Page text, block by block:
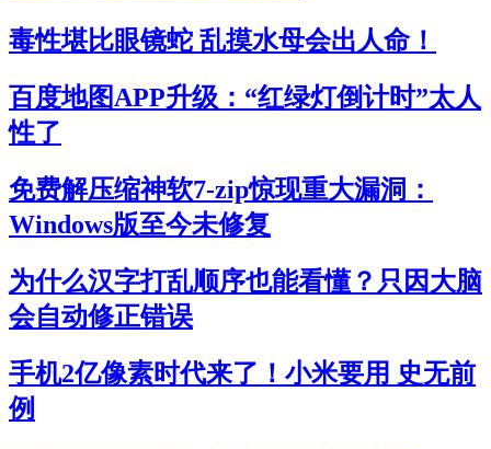
毒性堪比眼镜蛇 乱摸水母会出人命！
百度地图APP升级：“红绿灯倒计时”太人
性了
免费解压缩神软7-zip惊现重大漏洞：
Windows版至今未修复
为什么汉字打乱顺序也能看懂？只因大脑
会自动修正错误
手机2亿像素时代来了！小米要用 史无前
例